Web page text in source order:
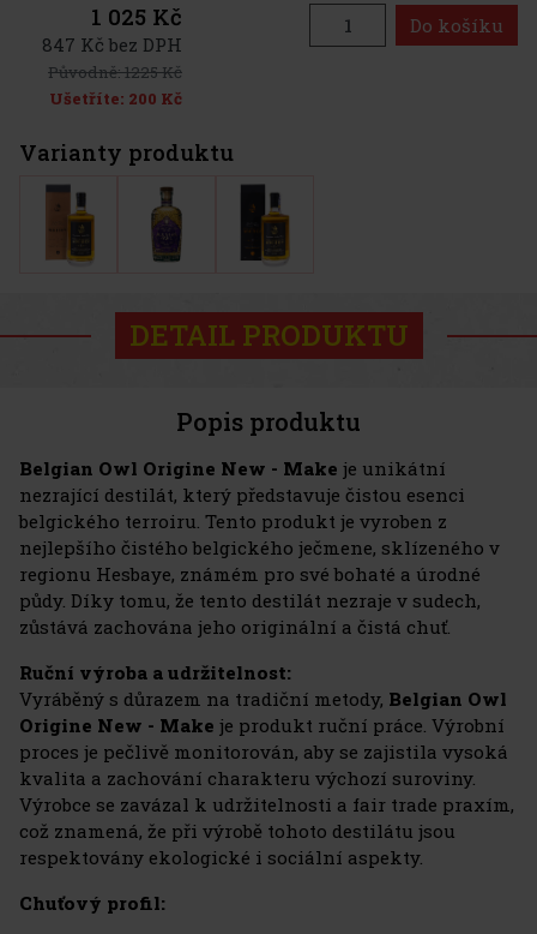
1 025 Kč
847 Kč bez DPH
Původně:1225 Kč
Ušetříte: 200 Kč
Do košíku
Varianty produktu
DETAIL PRODUKTU
Popis produktu
Belgian Owl Origine New - Make je unikátní
nezrající destilát, který představuje čistou esenci
belgického terroiru. Tento produkt je vyroben z
nejlepšího čistého belgického ječmene, sklízeného v
regionu Hesbaye, známém pro své bohaté a úrodné
půdy. Díky tomu, že tento destilát nezraje v sudech,
zůstává zachována jeho originální a čistá chuť.
Ruční výroba a udržitelnost:
Vyráběný s důrazem na tradiční metody, Belgian Owl
Origine New - Make je produkt ruční práce. Výrobní
proces je pečlivě monitorován, aby se zajistila vysoká
kvalita a zachování charakteru výchozí suroviny.
Výrobce se zavázal k udržitelnosti a fair trade praxím,
což znamená, že při výrobě tohoto destilátu jsou
respektovány ekologické i sociální aspekty.
Chuťový profil: